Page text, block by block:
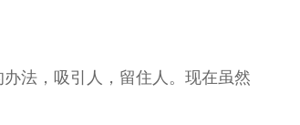
法，吸引人，留住人。现在虽然